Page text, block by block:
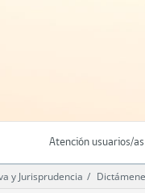
Atención usuarios/as
y Jurisprudencia